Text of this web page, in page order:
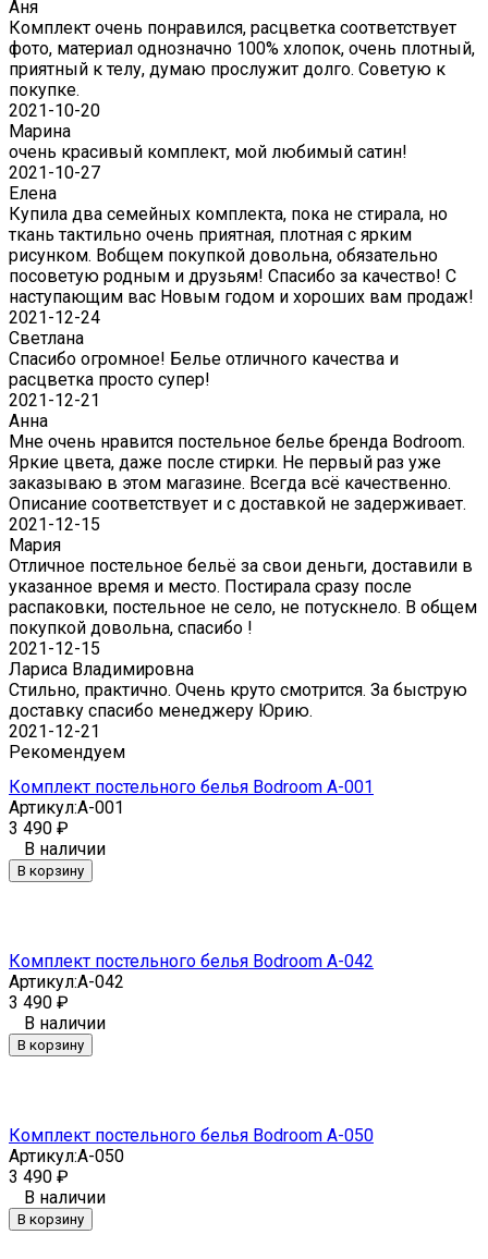
Аня
Комплект очень понравился, расцветка соответствует
фото, материал однозначно 100% хлопок, очень плотный,
приятный к телу, думаю прослужит долго. Советую к
покупке.
2021-10-20
Марина
очень красивый комплект, мой любимый сатин!
2021-10-27
Елена
Купила два семейных комплекта, пока не стирала, но
ткань тактильно очень приятная, плотная с ярким
рисунком. Вобщем покупкой довольна, обязательно
посоветую родным и друзьям! Спасибо за качество! С
наступающим вас Новым годом и хороших вам продаж!
2021-12-24
Светлана
Спасибо огромное! Белье отличного качества и
расцветка просто супер!
2021-12-21
Анна
Мне очень нравится постельное белье бренда Bodroom.
Яркие цвета, даже после стирки. Не первый раз уже
заказываю в этом магазине. Всегда всё качественно.
Описание соответствует и с доставкой не задерживает.
2021-12-15
Мария
Отличное постельное бельё за свои деньги, доставили в
указанное время и место. Постирала сразу после
распаковки, постельное не село, не потускнело. В общем
покупкой довольна, спасибо !
2021-12-15
Лариса Владимировна
Стильно, практично. Очень круто смотрится. За быструю
доставку спасибо менеджеру Юрию.
2021-12-21
Рекомендуем
Комплект постельного белья Bodroom A-001
Артикул:A-001
3 490 ₽
В наличии
В корзину
Комплект постельного белья Bodroom A-042
Артикул:A-042
3 490 ₽
В наличии
В корзину
Комплект постельного белья Bodroom A-050
Артикул:A-050
3 490 ₽
В наличии
В корзину